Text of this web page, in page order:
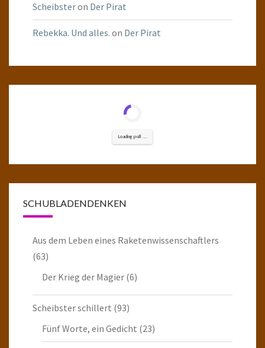
Scheibsteron Der Pirat
Rebekka. Und alles. on Der Pirat
Loading poll ...
SCHUBLADENDENKEN
Aus dem Leben eines Raketenwissenschaftlers
(63)
Der Krieg der Magier (6)
Scheibster schillert (93)
Fünf Worte, ein Gedicht (23)